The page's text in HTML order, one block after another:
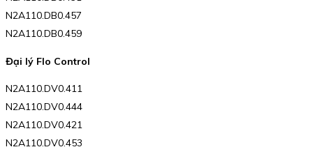
N2A110.DB0.457
N2A110.DB0.459
Đại lý Flo Control
N2A110.DV0.411
N2A110.DV0.444
N2A110.DV0.421
N2A110.DV0.453